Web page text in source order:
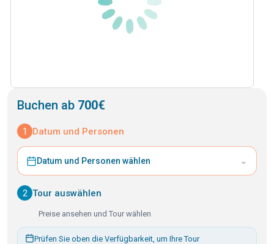
Buchen ab 700€
1 Datum und Personen
Datum und Personen wählen ⌄
2 Tour auswählen
Preise ansehen und Tour wählen
Prüfen Sie oben die Verfügbarkeit, um Ihre Tour